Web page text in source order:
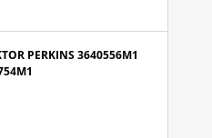
PERKINS 3640556M1